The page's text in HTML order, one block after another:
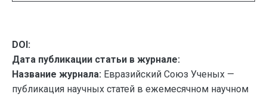
DOI:
Дата публикации статьи в журнале:
Название журнала: Евразийский Союз Ученых —
публикация научных статей в ежемесячном научном